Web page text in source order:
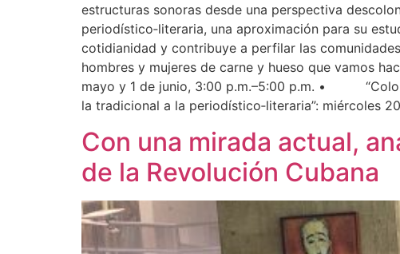
estructuras sonoras desde una perspectiva
periodístico‑literaria, una aproximación para su
cotidianidad y contribuye a perfilar las
hombres y mujeres de carne y hueso que vamos
mayo y 1 de junio, 3:00 p.m.–5:00 p.m. •
la tradicional a la periodístico‑literaria”: miércoles
Con una mirada actual,
de la Revolución Cubana